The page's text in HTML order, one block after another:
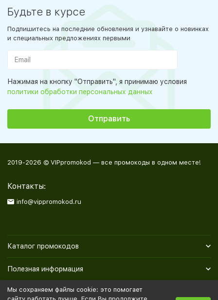
Будьте в курсе
Подпишитесь на последние обновления и узнавайте о новинках
и специальных предложениях первыми
Нажимая на кнопку "Отправить", я принимаю условия
политики обработки персональных данных
2019-2026 © VIPpromokod — все промокоды в одном месте!
Контакты:
info@vippromokod.ru
Каталог промокодов
Полезная информация
Мы сохраняем файлы cookie: это помогает